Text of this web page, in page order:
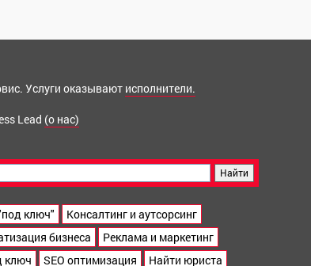
Услуги оказывают исполнители.
Lead (о нас)
ключ"
Консалтинг и аутсорсинг
бизнеса
Реклама и маркетинг
ключ SEO оптимизация Найти юриста